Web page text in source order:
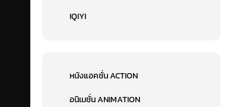
IQIYI
หนังแอคชั่น ACTION
อนิเมชั่น ANIMATION